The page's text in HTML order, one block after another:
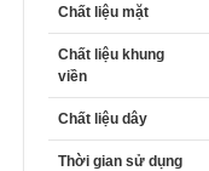
Chất liệu mặt
Chất liệu khung
viền
Chất liệu dây
Thời gian sử dụng